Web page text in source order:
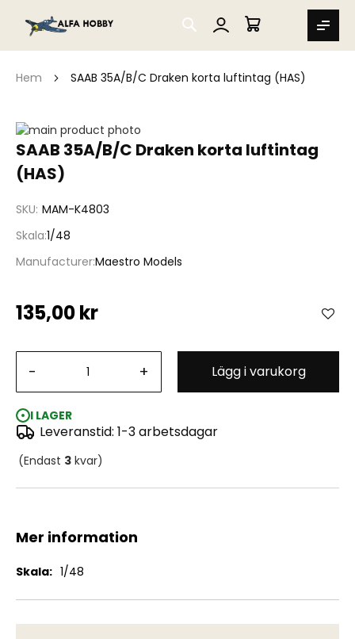
SEARCH
MIN VARUKORG
Hem SAAB 35A/B/C Draken korta luftintag (HAS)
SAAB 35A/B/C Draken korta luftintag
(HAS)
SKU MAM-K4803
Skala 1/48
ManufacturerMaestro Models
135,00 kr
- + Lägg i varukorg
I LAGER
Leveranstid: 1-3 arbetsdagar
(Endast 3 kvar)
Hoppa
till
slutet
av
SAAB 35A/B/C Draken korta luftintag (HAS)
Hoppa
till
början
bildgalleriet
Mer information
Mer
1/48